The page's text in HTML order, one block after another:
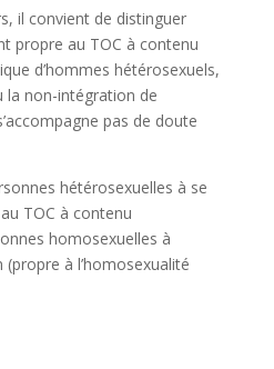
il convient de distinguer
propre au TOC à contenu
d’hommes hétérosexuels,
la non-intégration de
pas de doute
hétérosexuelles à se
TOC à contenu
homosexuelles à
à l’homosexualité